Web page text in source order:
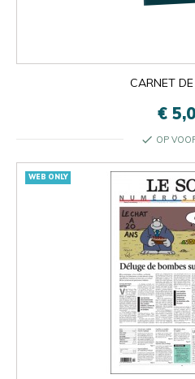
CARNET
€
check OP
WEB ONLY